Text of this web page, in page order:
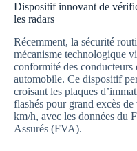
Dispositif innovant de
les radars
Récemment, la sécurité
mécanisme technologique
conformité des conducteurs
automobile. Ce dispositif
croisant les plaques
flashés pour grand excès
km/h, avec les données du
Assurés (FVA).